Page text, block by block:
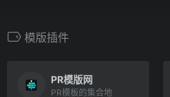
模版插件
PR模版网
PR模板的集合地